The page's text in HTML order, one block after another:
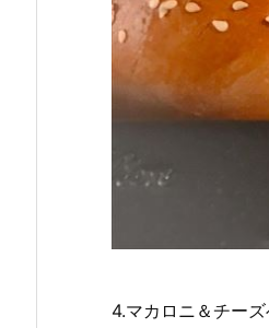
4.マカロニ＆チー